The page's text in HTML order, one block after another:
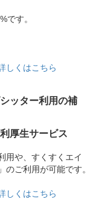
です。
しくはこちら
ッター利用の補
厚生サービス
用や、すくすくエイ
のご利用が可能です。
しくはこちら